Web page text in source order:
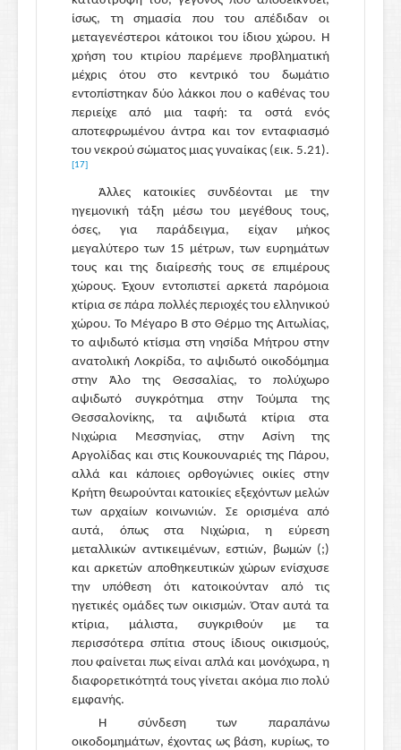
ίσως, τη σημασία που του απέδιδαν οι
μεταγενέστεροι κάτοικοι του ίδιου χώρου. Η
χρήση του κτιρίου παρέμενε προβληματική
μέχρις ότου στο κεντρικό του δωμάτιο
εντοπίστηκαν δύο λάκκοι που ο καθένας του
περιείχε από μια ταφή: τα οστά ενός
αποτεφρωμένου άντρα και τον ενταφιασμό
του νεκρού σώματος μιας γυναίκας (εικ. 5.21).
[17]
Άλλες κατοικίες συνδέονται με την
ηγεμονική τάξη μέσω του μεγέθους τους,
όσες, για παράδειγμα, είχαν μήκος
μεγαλύτερο των 15 μέτρων, των ευρημάτων
τους και της διαίρεσής τους σε επιμέρους
χώρους. Έχουν εντοπιστεί αρκετά παρόμοια
κτίρια σε πάρα πολλές περιοχές του ελληνικού
χώρου. Το Μέγαρο Β στο Θέρμο της Αιτωλίας,
το αψιδωτό κτίσμα στη νησίδα Μήτρου στην
ανατολική Λοκρίδα, το αψιδωτό οικοδόμημα
στην Άλο της Θεσσαλίας, το πολύχωρο
αψιδωτό συγκρότημα στην Τούμπα της
Θεσσαλονίκης, τα αψιδωτά κτίρια στα
Νιχώρια Μεσσηνίας, στην Ασίνη της
Αργολίδας και στις Κουκουναριές της Πάρου,
αλλά και κάποιες ορθογώνιες οικίες στην
Κρήτη θεωρούνται κατοικίες εξεχόντων μελών
των αρχαίων κοινωνιών. Σε ορισμένα από
αυτά, όπως στα Νιχώρια, η εύρεση
μεταλλικών αντικειμένων, εστιών, βωμών (;)
και αρκετών αποθηκευτικών χώρων ενίσχυσε
την υπόθεση ότι κατοικούνταν από τις
ηγετικές ομάδες των οικισμών. Όταν αυτά τα
κτίρια, μάλιστα, συγκριθούν με τα
περισσότερα σπίτια στους ίδιους οικισμούς,
που φαίνεται πως είναι απλά και μονόχωρα, η
διαφορετικότητά τους γίνεται ακόμα πιο πολύ
εμφανής.
Η σύνδεση των παραπάνω
οικοδομημάτων, έχοντας ως βάση, κυρίως, το